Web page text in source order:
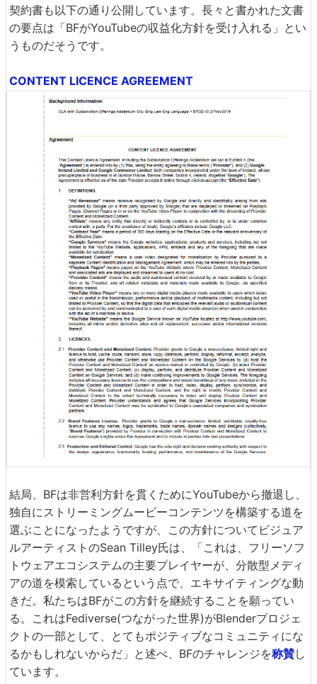
契約書も以下の通り公開しています。長々と書かれた文書
の要点は「BFがYouTubeの収益化方針を受け入れる」とい
うものだそうです。
CONTENT LICENCE AGREEMENT
結局、BFは非営利方針を貫くためにYouTubeから撤退し、
独自にストリーミングムービーコンテンツを構築する道を
選ぶことになったようですが、この方針についてビジュア
ルアーティストのSean Tilley氏は、「これは、フリーソフ
トウェアエコシステムの主要プレイヤーが、分散型メディ
アの道を模索しているという点で、エキサイティングな動
きだ。私たちはBFがこの方針を継続することを願ってい
る。これはFediverse(つながった世界)がBlenderプロジェ
クトの一部として、とてもポジティブなコミュニティにな
るかもしれないからだ」と述べ、BFのチャレンジを称賛し
ています。